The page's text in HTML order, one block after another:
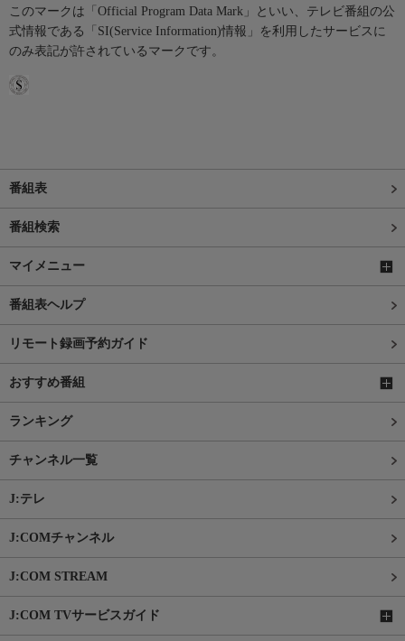
このマークは「Official Program Data Mark」といい、テレビ番組の公
式情報である「SI(Service Information)情報」を利用したサービスに
のみ表記が許されているマークです。
番組表
番組検索
マイメニュー
番組表ヘルプ
リモート録画予約ガイド
おすすめ番組
ランキング
チャンネル一覧
J:テレ
J:COMチャンネル
J:COM STREAM
J:COM TVサービスガイド